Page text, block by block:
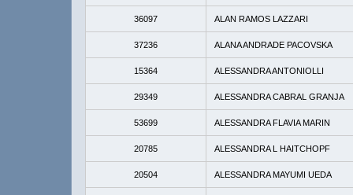
36097 ALAN RAMOS LAZZARI
37236 ALANA ANDRADE PACOVSKA
15364 ALESSANDRA ANTONIOLLI
29349 ALESSANDRA CABRAL GRANJA
53699 ALESSANDRA FLAVIA MARIN
20785 ALESSANDRA L HAITCHOPF
20504 ALESSANDRA MAYUMI UEDA